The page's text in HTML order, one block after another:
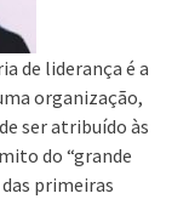
de liderança é a
organização,
ser atribuído às
do “grande
primeiras